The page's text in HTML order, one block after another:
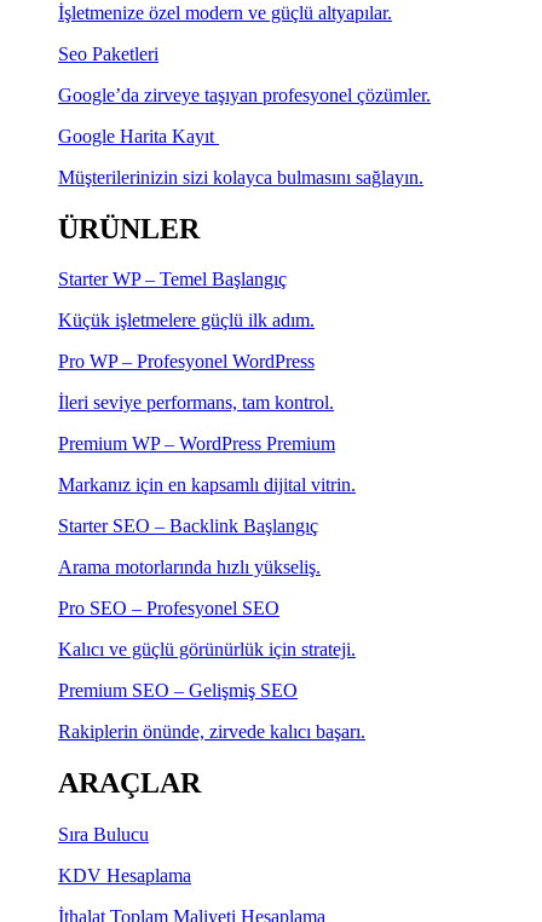
İşletmenize özel modern ve güçlü altyapılar.
Seo Paketleri
Google’da zirveye taşıyan profesyonel çözümler.
Google Harita Kayıt
Müşterilerinizin sizi kolayca bulmasını sağlayın.
ÜRÜNLER
Starter WP – Temel Başlangıç
Küçük işletmelere güçlü ilk adım.
Pro WP – Profesyonel WordPress
İleri seviye performans, tam kontrol.
Premium WP – WordPress Premium
Markanız için en kapsamlı dijital vitrin.
Starter SEO – Backlink Başlangıç
Arama motorlarında hızlı yükseliş.
Pro SEO – Profesyonel SEO
Kalıcı ve güçlü görünürlük için strateji.
Premium SEO – Gelişmiş SEO
Rakiplerin önünde, zirvede kalıcı başarı.
ARAÇLAR
Sıra Bulucu
KDV Hesaplama
İthalat Toplam Maliyeti Hesaplama